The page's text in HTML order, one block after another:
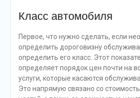
Класс автомобиля
Первое, что нужно сделать, если
определить дороговизну
определить его класс. Этот
определяет порядок цен почти на
услуги, которые касаются
Это напрямую связано со